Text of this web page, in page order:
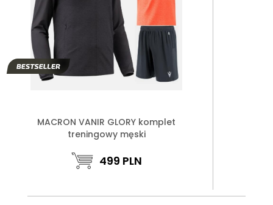
MACRON VANIR GLORY komplet
treningowy męski
499 PLN